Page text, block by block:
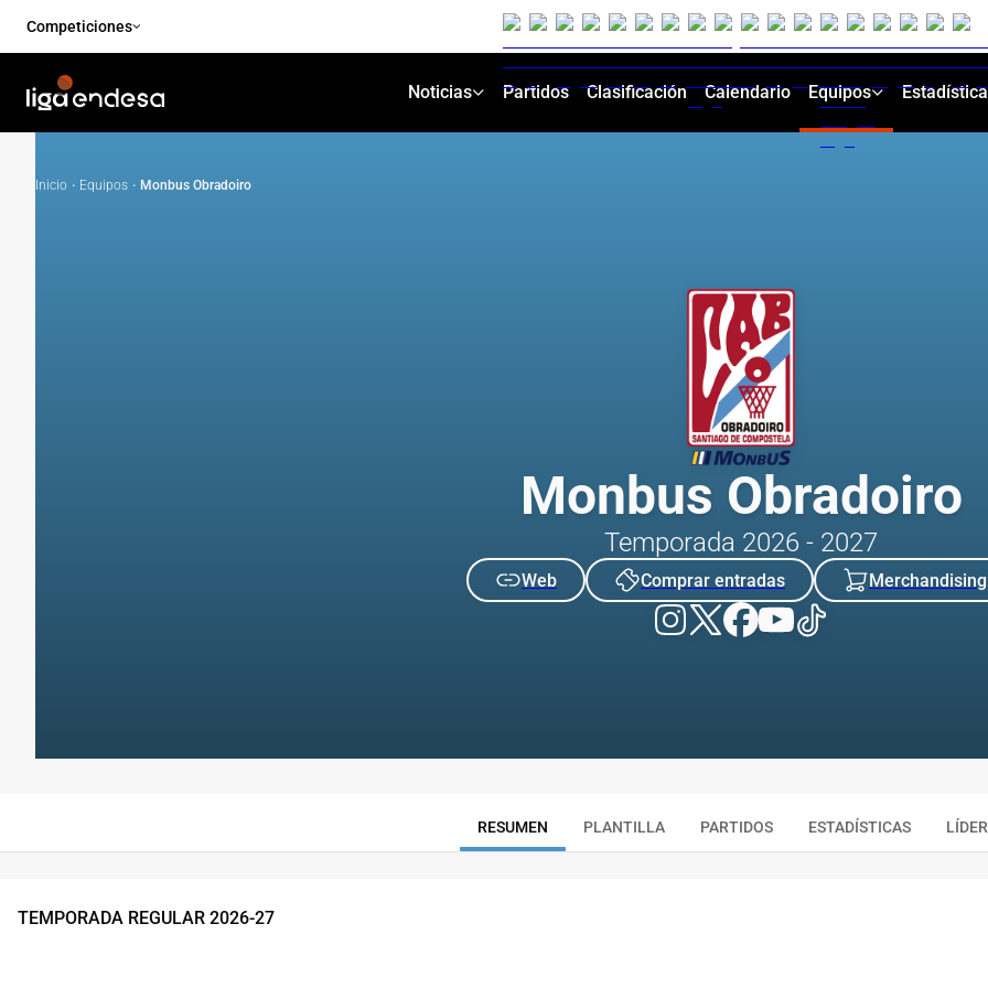
Competiciones
Noticias Partidos Clasificación Calendario Equipos
Inicio · Equipos · Monbus Obradoiro
Monbus Obradoiro
Temporada 2026 - 2027
Web Comprar entradas Merchandising
RESUMEN PLANTILLA PARTIDOS ESTADÍSTICAS
TEMPORADA REGULAR 2026-27